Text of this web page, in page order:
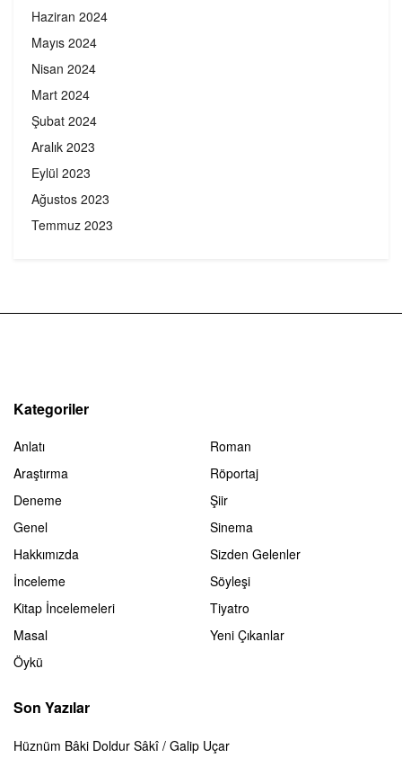
Haziran 2024
Mayıs 2024
Nisan 2024
Mart 2024
Şubat 2024
Aralık 2023
Eylül 2023
Ağustos 2023
Temmuz 2023
Kategoriler
Anlatı
Araştırma
Deneme
Genel
Hakkımızda
İnceleme
Kitap İncelemeleri
Masal
Öykü
Roman
Röportaj
Şiir
Sinema
Sizden Gelenler
Söyleşi
Tiyatro
Yeni Çıkanlar
Son Yazılar
Hüznüm Bâki Doldur Sâkî / Galip Uçar